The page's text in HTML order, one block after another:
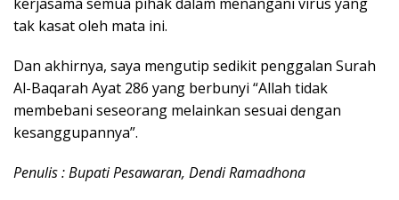
tak kasat oleh mata ini.
Dan akhirnya, saya mengutip sedikit penggalan Surah
Al-Baqarah Ayat 286 yang berbunyi “Allah tidak
membebani seseorang melainkan sesuai dengan
kesanggupannya”.
Penulis : Bupati Pesawaran, Dendi Ramadhona